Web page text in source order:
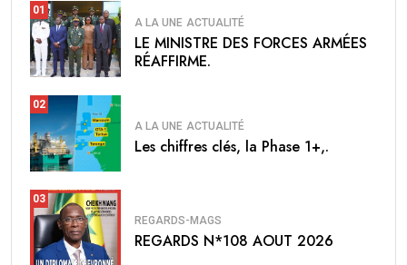
01
A LA UNE ACTUALITÉ
LE MINISTRE DES FORCES ARMÉES
RÉAFFIRME.
02
A LA UNE ACTUALITÉ
Les chiffres clés, la Phase 1+,.
03
REGARDS-MAGS
REGARDS N*108 AOUT 2026